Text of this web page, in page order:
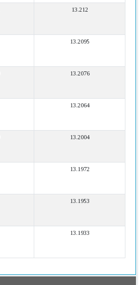
13.212
13.2095
13.2076
13.2064
13.2004
13.1972
13.1953
13.1933